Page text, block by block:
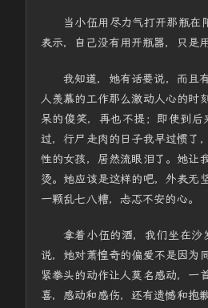
当小伍用尽力气打开那瓶在
表示，自己没有用开瓶器，只是
我知道，她有话要说，而且
人羡慕的工作那么激动人心的时
呆的傻笑，再也不提；即使到
过，行尸走肉的日子我早过惯了
性的女孩，居然流眼泪了。她让
烫。她应该是这样的吧，外表无
一颗乱七八糟，忐忑不安的心。
拿着小伍的酒，我们坐在
说，她对萧惶奇的偏爱不是因为
紧拳头的动作让人莫名感动，一
喜，感动和感伤，还有遗憾和抱歉